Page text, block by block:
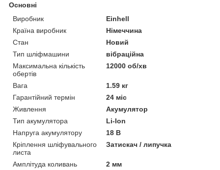
Основні
Виробник
Einhell
Країна виробник
Німеччина
Стан
Новий
Тип шліфмашини
вібраційна
Максимальна кількість
обертів
12000 об/хв
Вага
1.59 кг
Гарантійний термін
24 міс
Живлення
Акумулятор
Тип акумулятора
Li-Ion
Напруга акумулятору
18 В
Кріплення шліфувального
листа
Затискач / липучка
Амплітуда коливань
2 мм